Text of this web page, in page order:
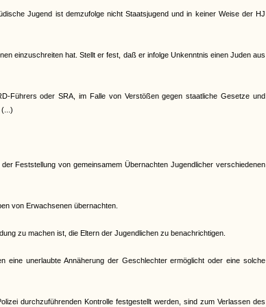
Jugend ist demzufolge nicht Staatsjugend und in keiner Weise der HJ
einzuschreiten hat. Stellt er fest, daß er infolge Unkenntnis einen Juden aus
Führers oder SRA, im Falle von Verstößen gegen staatliche Gesetze und
Feststellung von gemeinsamem Übernachten Jugendlicher verschiedenen
von Erwachsenen übernachten.
zu machen ist, die Eltern der Jugendlichen zu benachrichtigen.
unerlaubte Annäherung der Geschlechter ermöglicht oder eine solche
durchzuführenden Kontrolle festgestellt werden, sind zum Verlassen des